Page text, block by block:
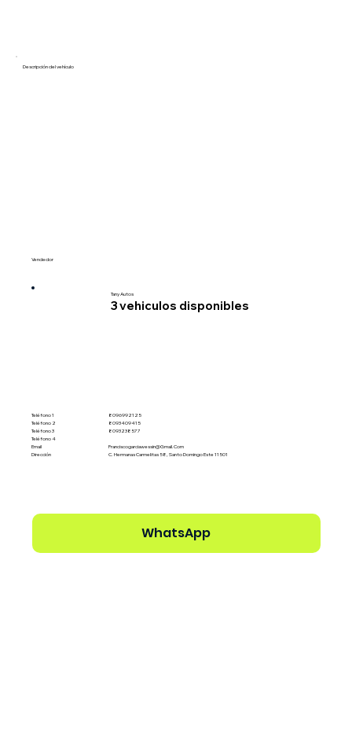
Descripción del vehículo
Teléfono 1
Teléfono 2
Teléfono 3
Teléfono 4
Email
Dirección
8096992125
8093409415
8093238577
Franciscogarciawessin@gmail.com
C. Hermanas Carmelitas 58, Santo Domingo Este 11501
Vendedor
Tany Autos
3vehiculos disponibles
WhatsApp